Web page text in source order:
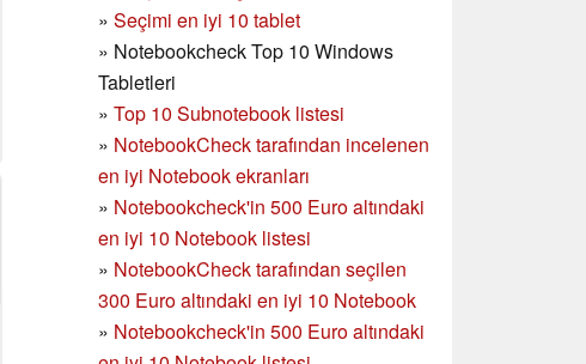
» Seçimi en iyi 10 tablet
» Notebookcheck Top 10 Windows
Tabletleri
» Top 10 Subnotebook listesi
» NotebookCheck tarafından incelenen
en iyi Notebook ekranları
» Notebookcheck'in 500 Euro altındaki
en iyi 10 Notebook listesi
» NotebookCheck tarafından seçilen
300 Euro altındaki en iyi 10 Notebook
» Notebookcheck'in 500 Euro altındaki